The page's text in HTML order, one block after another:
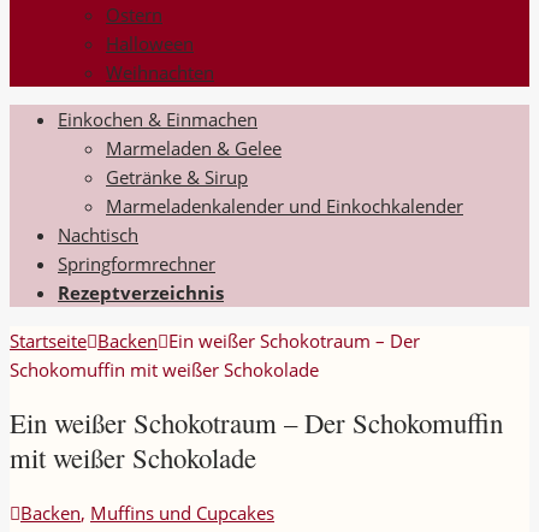
Ostern
Halloween
Weihnachten
Einkochen & Einmachen
Marmeladen & Gelee
Getränke & Sirup
Marmeladenkalender und Einkochkalender
Nachtisch
Springformrechner
Rezeptverzeichnis
Startseite Backen Ein weißer Schokotraum – Der
Schokomuffin mit weißer Schokolade
Ein weißer Schokotraum – Der Schokomuffin
mit weißer Schokolade
Backen, Muffins und Cupcakes